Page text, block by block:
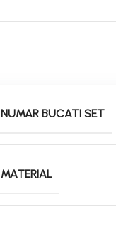
NUMAR BUCATI SET
MATERIAL